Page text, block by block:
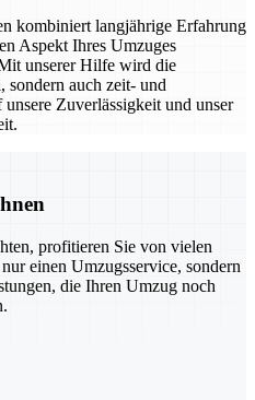
kombiniert langjährige Erfahrung
Aspekt Ihres Umzuges
unserer Hilfe wird die
sondern auch zeit- und
Zuverlässigkeit und unser
profitieren Sie von vielen
einen Umzugsservice, sondern
die Ihren Umzug noch